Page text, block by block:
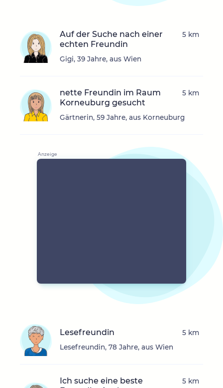
Auf der Suche nach einer
echten Freundin
Gigi, 39 Jahre, aus Wien
5 km
nette Freundin im Raum
Korneuburg gesucht
Gärtnerin, 59 Jahre, aus Korneuburg
5 km
Lesefreundin
Lesefreundin, 78 Jahre, aus Wien
5 km
Ich suche eine beste
5 km